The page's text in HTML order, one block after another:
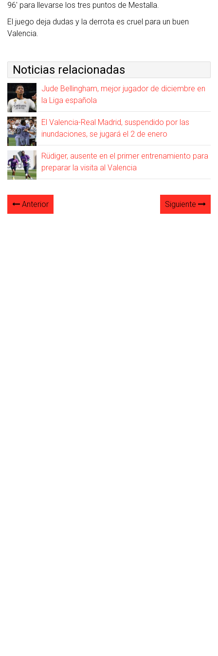
96′ para llevarse los tres puntos de Mestalla.
El juego deja dudas y la derrota es cruel para un buen
Valencia.
Noticias relacionadas
Jude Bellingham, mejor jugador de diciembre en
la Liga española
El Valencia-Real Madrid, suspendido por las
inundaciones, se jugará el 2 de enero
Rüdiger, ausente en el primer entrenamiento para
preparar la visita al Valencia
Anterior Siguiente